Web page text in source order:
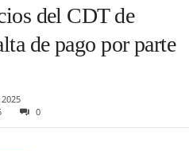
del CDT de
de pago por parte
0